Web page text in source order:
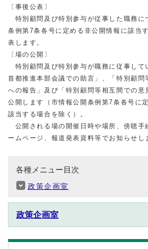
〔事後公表〕
特別顧問及び特別参与が従事した職務に
条例第7条各号に定める非公開情報に該当
表します。
〔場の公開〕
特別顧問及び特別参与が職務に従事して
首都推進本部会議での助言」、「特別顧問
への報告」及び「特別顧問等相互間での意
公開します（市情報公開条例第7条各号に
該当する場合を除く）。
公開される場の開催日時や場所、傍聴手
ームページ、報道発表資料等でお知らせし
各種メニュー目次
政策企画室
政策企画室